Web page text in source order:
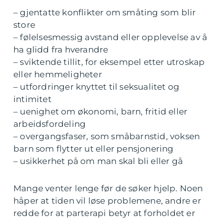
– gjentatte konflikter om småting som blir
store
– følelsesmessig avstand eller opplevelse av å
ha glidd fra hverandre
– sviktende tillit, for eksempel etter utroskap
eller hemmeligheter
– utfordringer knyttet til seksualitet og
intimitet
– uenighet om økonomi, barn, fritid eller
arbeidsfordeling
– overgangsfaser, som småbarnstid, voksen
barn som flytter ut eller pensjonering
– usikkerhet på om man skal bli eller gå
Mange venter lenge før de søker hjelp. Noen
håper at tiden vil løse problemene, andre er
redde for at parterapi betyr at forholdet er